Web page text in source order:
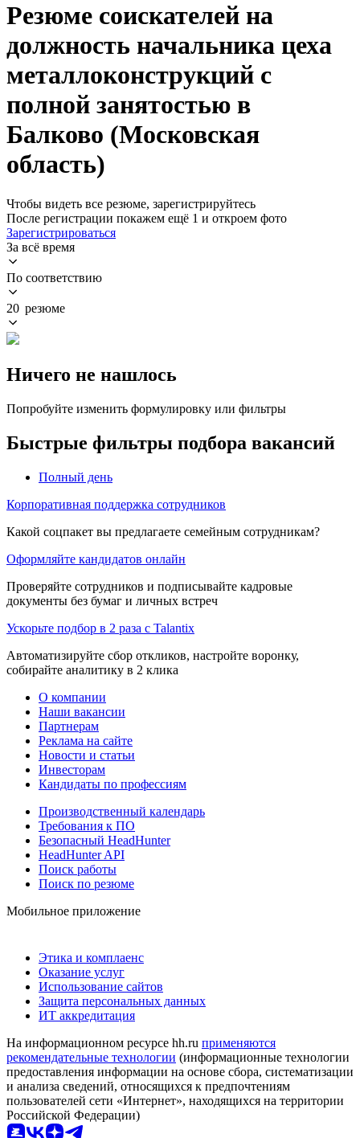
Резюме соискателей на
должность начальника цеха
металлоконструкций с
полной занятостью в
Балково (Московская
область)
Чтобы видеть все резюме, зарегистрируйтесь
После регистрации покажем ещё 1 и откроем фото
Зарегистрироваться
За всё время
По соответствию
20 резюме
Ничего не нашлось
Попробуйте изменить формулировку или фильтры
Быстрые фильтры подбора вакансий
Полный день
Корпоративная поддержка сотрудников
Какой соцпакет вы предлагаете семейным сотрудникам?
Оформляйте кандидатов онлайн
Проверяйте сотрудников и подписывайте кадровые
документы без бумаг и личных встреч
Ускорьте подбор в 2 раза с Talantix
Автоматизируйте сбор откликов, настройте воронку,
собирайте аналитику в 2 клика
О компании
Наши вакансии
Партнерам
Реклама на сайте
Новости и статьи
Инвесторам
Кандидаты по профессиям
Производственный календарь
Требования к ПО
Безопасный HeadHunter
HeadHunter API
Поиск работы
Поиск по резюме
Мобильное приложение
Этика и комплаенс
Оказание услуг
Использование сайтов
Защита персональных данных
ИТ аккредитация
На информационном ресурсе hh.ru применяются
рекомендательные технологии (информационные технологии
предоставления информации на основе сбора, систематизации
и анализа сведений, относящихся к предпочтениям
пользователей сети «Интернет», находящихся на территории
Российской Федерации)